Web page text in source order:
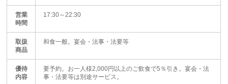
営業
時間
17:30～22:30
取扱
商品
和食一般。宴会・法事・法要等
優待
内容
要予約。お一人様2,000円以上のご飲食で5％引き。宴会・法
事・法要等は別途サービス。